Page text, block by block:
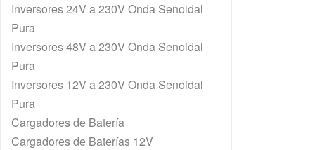
Inversores 24V a 230V Onda Senoidal
Pura
Inversores 48V a 230V Onda Senoidal
Pura
Inversores 12V a 230V Onda Senoidal
Pura
Cargadores de Batería
Cargadores de Baterías 12V